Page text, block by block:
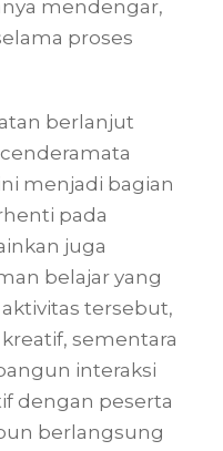
mendengar,
proses
berlanjut
menjadi bagian
pada
juga
belajar yang
tersebut,
sementara
interaksi
dengan peserta
berlangsung